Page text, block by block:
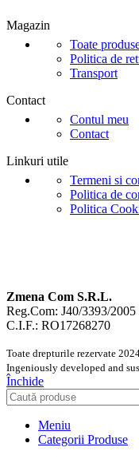
Magazin
Toate
Politica de
Transport
Contact
Contul meu
Contact
Linkuri utile
Termeni si
Politica de
Politica
Zmena Com S.R.L.
Reg.Com: J40/3393/2005
C.I.F.: RO17268270
Toate drepturile rezervate
Ingeniously developed and
Închide
Meniu
Categorii Produse